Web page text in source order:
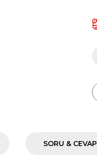
SORU & CEVAP